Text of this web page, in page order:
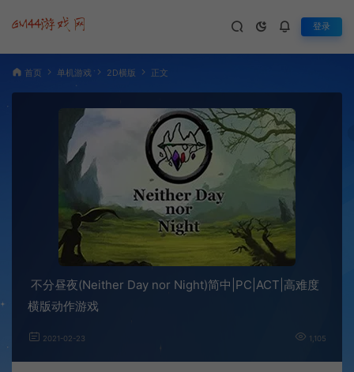
登录
首页 单机游戏 2D横版 正文
不分昼夜(Neither Day nor Night)简中|PC|ACT|高难度
横版动作游戏
2021-02-23 1,105